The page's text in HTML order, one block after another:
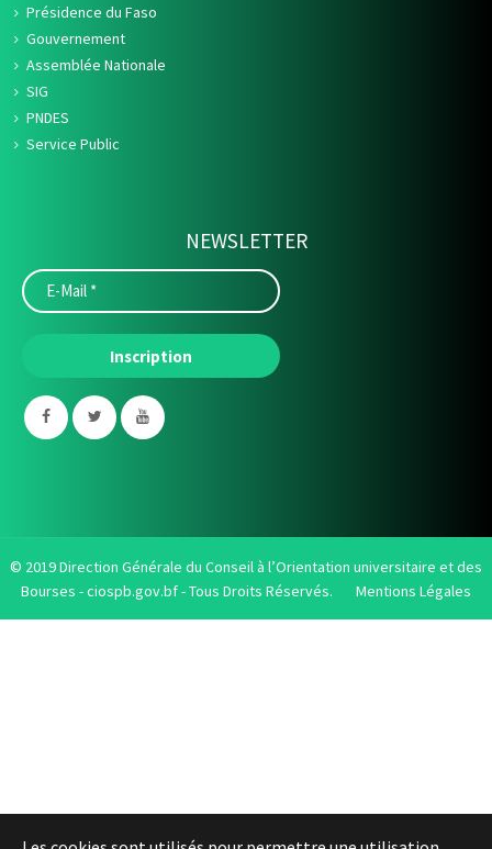
Présidence du Faso
Gouvernement
Assemblée Nationale
SIG
PNDES
Service Public
NEWSLETTER
© 2019 Direction Générale du Conseil à l’Orientation universitaire et des
Bourses -ciospb.gov.bf- Tous Droits Réservés. Mentions Légales